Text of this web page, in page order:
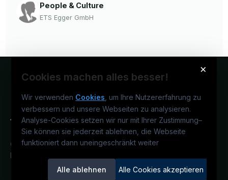
People & Culture
ETS Egger GmbH
×
Cookies machen alles besser!
Wir verwenden Cookies , um Ihre Nutzererfahrung zu
verbessern und unsere Webseiten zu analysieren.
Analyse-Cookies setzen wir nur mit Ihrer Zustimmung–
Sie können sie jederzeit ablehnen, die Webseite
funktioniert dann uneingeschränkt weiter
Alle ablehnen Alle Cookies akzeptieren
Österreichs technisches Karriereportal.
Ein Service der candidatis GmbH.